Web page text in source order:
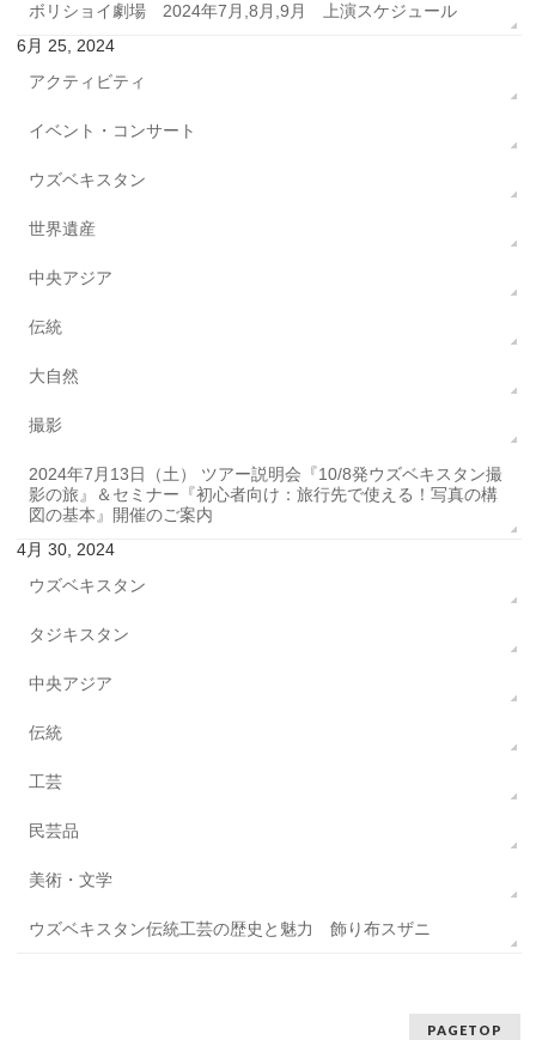
ボリショイ劇場 2024年7月,8月,9月 上演スケジュール
6月 25, 2024
アクティビティ
イベント・コンサート
ウズベキスタン
世界遺産
中央アジア
伝統
大自然
撮影
2024年7月13日（土） ツアー説明会『10/8発ウズベキスタン撮
影の旅』＆セミナー『初心者向け：旅行先で使える！写真の構
図の基本』開催のご案内
4月 30, 2024
ウズベキスタン
タジキスタン
中央アジア
伝統
工芸
民芸品
美術・文学
ウズベキスタン伝統工芸の歴史と魅力 飾り布スザニ
PAGETOP